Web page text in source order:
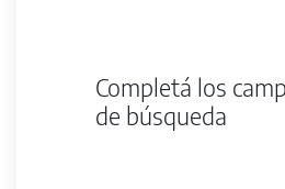
Completá los
de búsqueda